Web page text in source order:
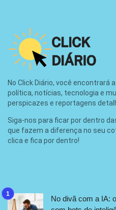
No Click Diário, você
política, notícias, tecnologia e
perspicazes e reportagens
Siga-nos para ficar por dentro
que fazem a diferença no seu
clica e fica por dentro!
No divã com a IA: